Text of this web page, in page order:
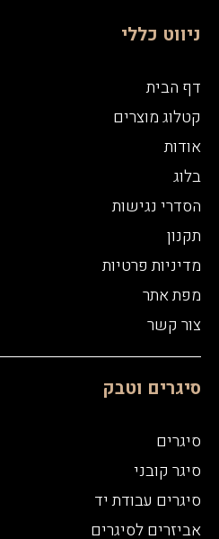
ניווט כללי
דף הבית
קטלוג מוצרים
אודות
בלוג
הסדרי נגישות
תקנון
מדיניות פרטיות
מפת אתר
צור קשר
סיגרים וטבק
סיגרים
סיגר קובני
סיגרים עבודת יד
אביזרים לסיגרים